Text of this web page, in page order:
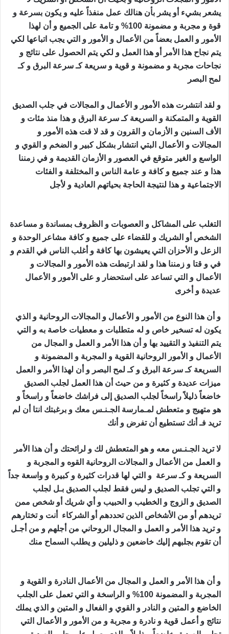
يشعر بشيء أو يشر بأن هنالك عمل منفذاً عليه و يكون بسرعة و
قوة و مجربة و مضمونة 100% و تامة على الجميع و أن لهذا
الأمور و العمل بعضاً من الأعمال و الأمور و التي يجب اتباعها لكي
يتم نجاح هذا الأمر أو هذا العمل و لكي يتم الحصول على نتائج و
نجاحات مجربة و مضمونة و قوية و سريعة كـ سرعة البرق و كـ
لمح البصر
و لقد انتشرت هذه الأمور و الأعمال و المجالات في جلب الصديق
القوية و المتمكنة و السريعة كـ سرعة البرق و هذا منذ مئات و
الأف السنين و الأزمان و القرون و قد لا قت هذه الأمور و
المجالات و الأعمال البتي انتشار بشكل كبير و الضخم و القوي و
الواسع و الغير متوقع في العصور و الأزمان القديمة و في زمننا
هذا و عند جميع و كافة و عامة الناس و المختلفة و الفئات
الاجتماعية و هذا لنتيجة الحاجة بحياتهم العادية و لأجل
التغلب على المشاكل و العصوبات و الظروف بمساندة و مساعدة
الشخص أو الشريك و للقضاء على جميع و كافة مشاعر الوحدة و
الزعل و الأحزان التي يعيشون بها كافة و أغلب الناس في القدم و
في و قتا و زمننا هذا و لقد ارتبطت هذه الأمور و المجالات و
الأعمال و التي تساعد على استحضار و على الأمور و الأعمال
عديدة و أخرى
و أن هذا النوع من الأمور و الأعمال و المجالات الروحانية و الذي
يكون له تسخير خاص و له متطلبات و معطيات خاصة به و التي
يتم التنفيذ و التقييد بها و أن هذا الأمر و العمل و المجال من
الأعمال و الأمور الروحانية القوية و المجربة و المضمونة و
السريعة كـ سرعة البرق و كـ لمح البصر و أن لهذا الأمر و العمل
ميزات عديدة و كثيرة و من حيث أن هذا العمل لجلب الصديق
خاضعاً ذليلاً راسخاً لجلب الصديق إلى فراشك خاضعاً و راسخاً و
هو متهيج و متعطش لمـمارسة الجـنـس معك و برغبتك انتا أن لم
تريد فـ أنك تستطيع أن تفرض و أنك
لا تريد الجـنـس معه و هو المتعطش لك و لرائحتك و أن هذا الأمر
و العمل من الأعمال و المجالات الروحانية القوه و المجربة و
السريعة و كـ سرعة و التي لها قدرات كثيرة و كبيرة و واسعة جداً
و التي تجلب الصديق و ليس فقط لجلب الصديق بـل لجلب
الصديق و الزوج و الخطيب و الحبيب و أي شريك أو شخص ممن
تريدهم أو من الأشخاص الذين تحددهم أو الشركاء أنت و تختارهم
و تريد هذا الأمر و العمل و المجال الروحاني من أجلهم و من أجـل
أن تقوم بجلبهم إليك خاضعين و ذليلين و يطلب السماح منك
و أن هذا الأمر و العمل و المجال من الأعمال النادرة و القوية و
المجربة و المضمونة 100% و الراسخة و التي تعمل على الجلب
الخاضع و المتين و النادر و القوي و الفعال و المتين و الذي يملك
نتائج و أعمل قوية و نادرة و مجربة و من الأمور و الأعمال التي